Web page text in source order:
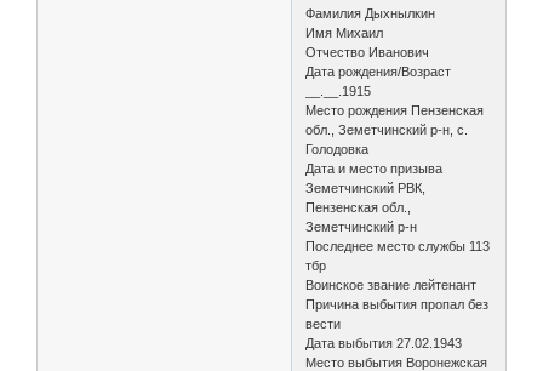
Фамилия Дыхнылкин
Имя Михаил
Отчество Иванович
Дата рождения/Возраст
__.__.1915
Место рождения Пензенская
обл., Земетчинский р-н, с.
Голодовка
Дата и место призыва
Земетчинский РВК,
Пензенская обл.,
Земетчинский р-н
Последнее место службы 113
тбр
Воинское звание лейтенант
Причина выбытия пропал без
вести
Дата выбытия 27.02.1943
Место выбытия Воронежская